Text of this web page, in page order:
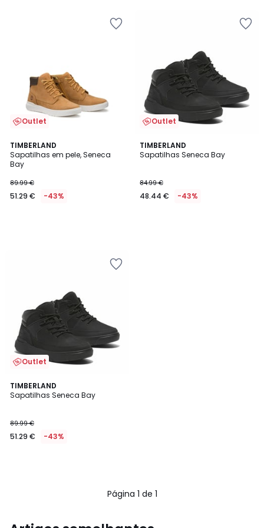
Outlet
TIMBERLAND
Sapatilhas em pele, Seneca
Bay
89.99 €
51.29 € -43%
Outlet
TIMBERLAND
Sapatilhas Seneca Bay
84.99 €
48.44 € -43%
Outlet
TIMBERLAND
Sapatilhas Seneca Bay
89.99 €
51.29 € -43%
Página 1 de 1